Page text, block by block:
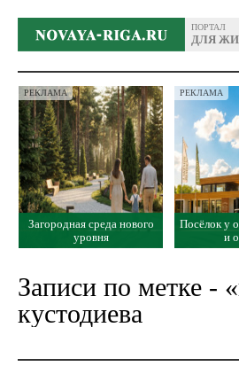
ПОРТАЛ
ДЛЯ
РЕКЛАМА
Загородная среда нового
уровня
РЕКЛАМА
Посёлок у
и
Записи по метке -
кустодиева